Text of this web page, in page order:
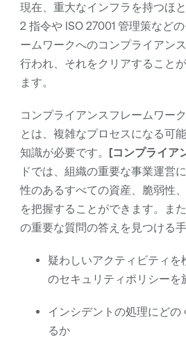
現在、重大なインフラを持つほ
2 指令や ISO 27001 管理策など
ームワークへのコンプライアン
行われ、それをクリアすること
ます。
コンプライアンスフレームワー
とは、複雑なプロセスになる可
知識が必要です。
[コンプライア
ドでは、組織の重要な事業運営
性のあるすべての資産、脆弱性
を把握することができます。ま
の重要な質問の答えを見つける
疑わしいアクティビティを
のセキュリティポリシーを
インシデントの処理にどの
るか